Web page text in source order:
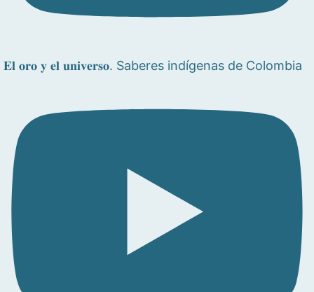
𝐄𝐥 𝐨𝐫𝐨 𝐲 𝐞𝐥 𝐮𝐧𝐢𝐯𝐞𝐫𝐬𝐨. Saberes indígenas de Colombia